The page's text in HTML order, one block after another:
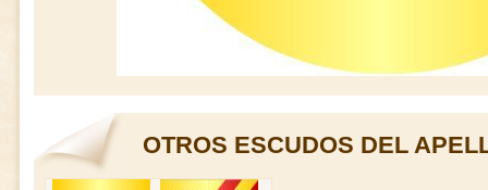
OTROS ESCUDOS DEL